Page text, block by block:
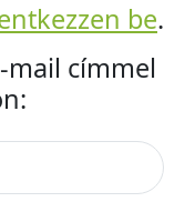
be.
mail címmel